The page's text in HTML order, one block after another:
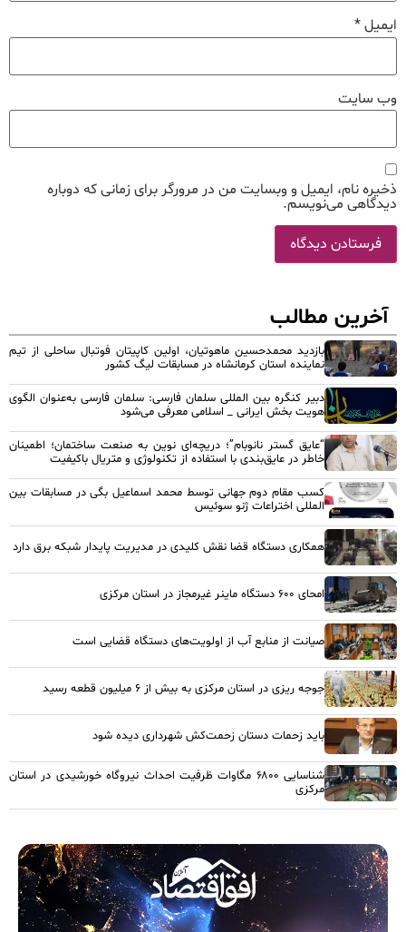
ایمیل*
وب‌ سایت
ذخیره نام، ایمیل و وبسایت من در مرورگر برای زمانی که دوباره
دیدگاهی می‌نویسم.
آخرین مطالب
بازدید محمدحسین ماهوتیان، اولین کاپیتان فوتبال ساحلی از تیم
نماینده استان کرمانشاه در مسابقات لیگ کشور
دبیر کنگره بین المللی سلمان فارسی: سلمان فارسی به‌عنوان الگوی
هویت بخش ایرانی _ اسلامی معرفی می‌شود
“عایق گستر نانوبام”؛ دریچه‌ای نوین به صنعت ساختمان؛ اطمینان
خاطر در عایق‌بندی با استفاده از تکنولوژی و متریال باکیفیت
کسب مقام دوم جهانی توسط محمد اسماعیل بگی در مسابقات بین
المللی اختراعات ژنو سوئیس
همکاری دستگاه قضا نقش کلیدی در مدیریت پایدار شبکه برق دارد
امحای ۶۰۰ دستگاه ماینر غیرمجاز در استان مرکزی
صیانت از منابع آب از اولویت‌های دستگاه قضایی است
جوجه ریزی در استان مرکزی به بیش از ۶ میلیون قطعه رسید
باید زحمات دستان زحمت‌کش شهرداری دیده شود
شناسایی ۶۸۰۰ مگاوات ظرفیت احداث نیروگاه خورشیدی در استان
مرکزی